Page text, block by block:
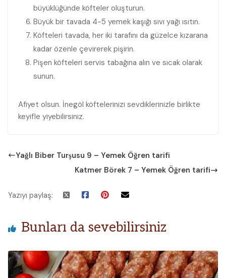
büyüklüğünde köfteler oluşturun.
Büyük bir tavada 4-5 yemek kaşığı sıvı yağı ısıtın.
Köfteleri tavada, her iki tarafını da güzelce kızarana
kadar özenle çevirerek pişirin.
Pişen köfteleri servis tabağına alın ve sıcak olarak
sunun.
Afiyet olsun. İnegöl köftelerinizi sevdiklerinizle birlikte
keyifle yiyebilirsiniz.
Yağlı Biber Turşusu 9 – Yemek Öğren tarifi
Katmer Börek 7 – Yemek Öğren tarifi
Yazıyı paylaş:
Bunları da sevebilirsiniz